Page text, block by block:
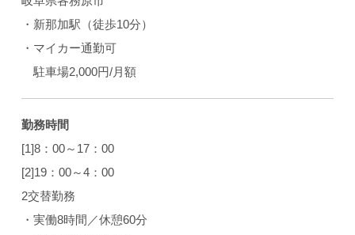
・新那加駅（徒歩10分）
・マイカー通勤可
駐車場2,000円/月額
勤務時間
[1]8：00～17：00
[2]19：00～4：00
2交替勤務
・実働8時間／休憩60分